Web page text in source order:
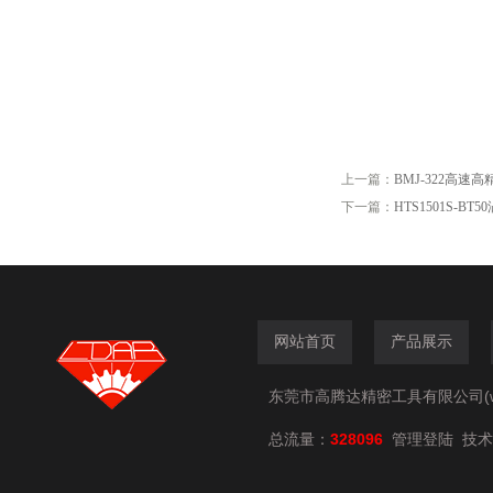
上一篇： BMJ-322高速高
下一篇： HTS1501S-
网站首页 产品展示
东莞市高腾达精密工具有限公司
总流量： 328096 管理登陆 技